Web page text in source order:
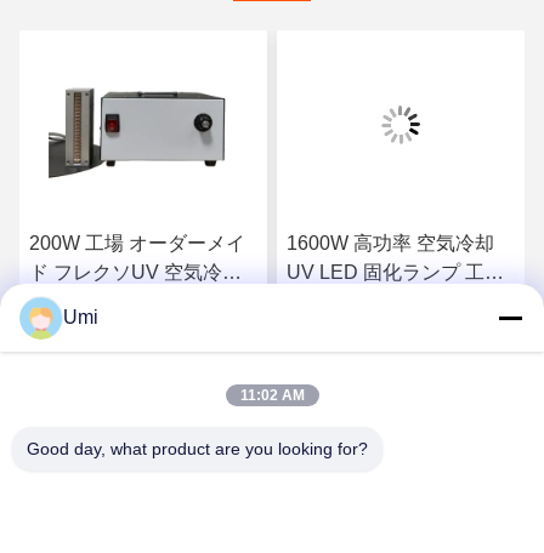
200W 工場 オーダーメイ
ド フレクソUV 空気冷却
フラットベッド 395nm
UV インク 乾燥システム
最もよい価格を得なさ
1600W 高功率 空気冷却
UV LED 固化ランプ 工業
最もよい価格を得なさ
Umi
11:02 AM
Good day, what product are you looking for?